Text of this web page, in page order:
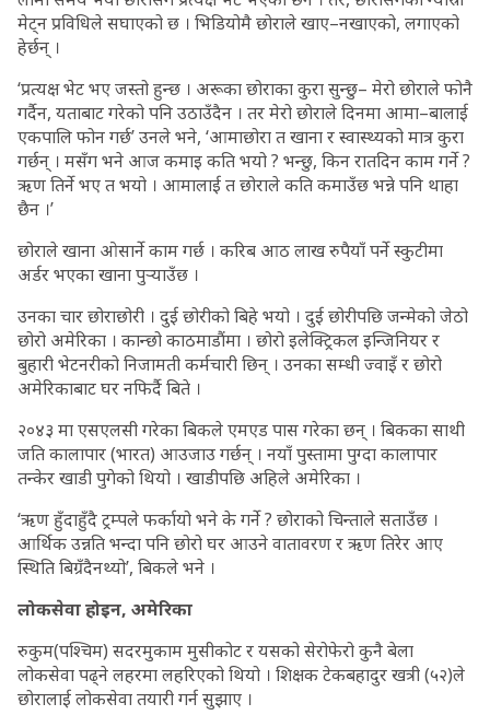
मेट्न प्रविधिले सघाएको छ । भिडियोमै छोराले खाए–नखाएको, लगाएको
हेर्छन् ।
‘प्रत्यक्ष भेट भए जस्तो हुन्छ । अरूका छोराका कुरा सुन्छु– मेरो छोराले फोनै
गर्दैन, यताबाट गरेको पनि उठाउँदैन । तर मेरो छोराले दिनमा आमा–बालाई
एकपालि फोन गर्छ’ उनले भने, ‘आमाछोरा त खाना र स्वास्थ्यको मात्र कुरा
गर्छन् । मसँग भने आज कमाइ कति भयो ? भन्छु, किन रातदिन काम गर्ने ?
ऋण तिर्ने भए त भयो । आमालाई त छोराले कति कमाउँछ भन्ने पनि थाहा
छैन ।’
छोराले खाना ओसार्ने काम गर्छ । करिब आठ लाख रुपैयाँ पर्ने स्कुटीमा
अर्डर भएका खाना पुर्‍याउँछ ।
उनका चार छोराछोरी । दुई छोरीको बिहे भयो । दुई छोरीपछि जन्मेको जेठो
छोरो अमेरिका । कान्छो काठमाडौंमा । छोरो इलेक्ट्रिकल इन्जिनियर र
बुहारी भेटनरीको निजामती कर्मचारी छिन् । उनका सम्धी ज्वाइँ र छोरो
अमेरिकाबाट घर नफिर्दै बिते ।
२०४३ मा एसएलसी गरेका बिकले एमएड पास गरेका छन् । बिकका साथी
जति कालापार (भारत) आउजाउ गर्छन् । नयाँ पुस्तामा पुग्दा कालापार
तन्केर खाडी पुगेको थियो । खाडीपछि अहिले अमेरिका ।
‘ऋण हुँदाहुँदै ट्रम्पले फर्कायो भने के गर्ने ? छोराको चिन्ताले सताउँछ ।
आर्थिक उन्नति भन्दा पनि छोरो घर आउने वातावरण र ऋण तिरेर आए
स्थिति बिग्रँदैनथ्यो’, बिकले भने ।
लोकसेवा होइन, अमेरिका
रुकुम(पश्चिम) सदरमुकाम मुसीकोट र यसको सेरोफेरो कुनै बेला
लोकसेवा पढ्ने लहरमा लहरिएको थियो । शिक्षक टेकबहादुर खत्री (५२)ले
छोरालाई लोकसेवा तयारी गर्न सुझाए ।